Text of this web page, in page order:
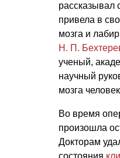
рассказывал
привела в
мозга и
Н. П.
ученый,
научный
мозга
Во время
произошла
Докторам